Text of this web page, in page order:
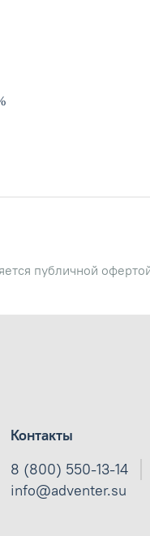
публичной
Контакты
8 (800) 550-13-14
info@adventer.su